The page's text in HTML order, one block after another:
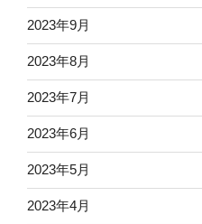
2023年9月
2023年8月
2023年7月
2023年6月
2023年5月
2023年4月